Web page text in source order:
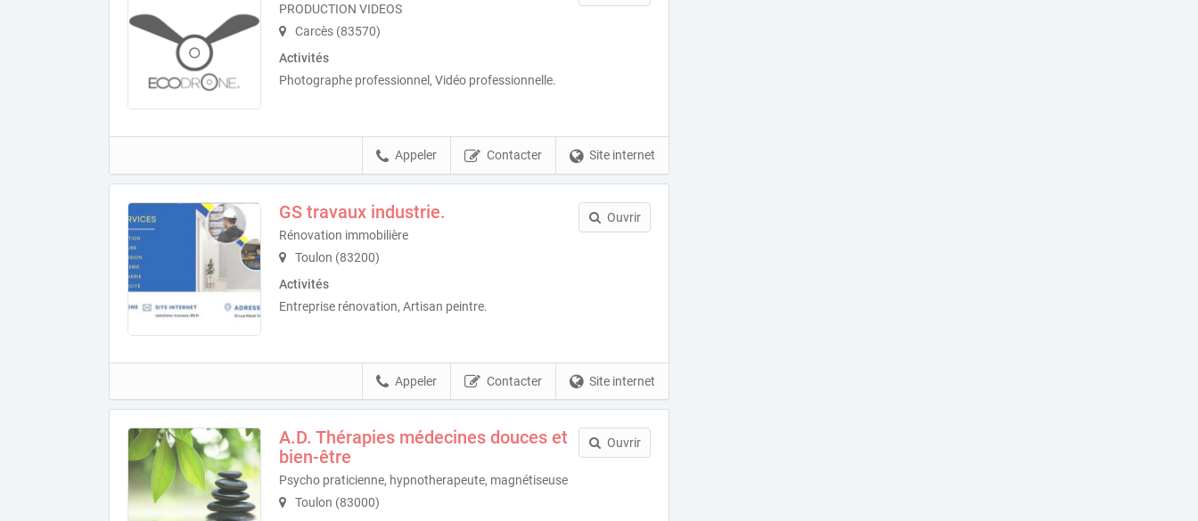
PRODUCTION VIDEOS
Carcès (83570)
Activités
Photographe professionnel, Vidéo professionnelle.
Site internet
Contacter
Appeler
GS travaux industrie.
Rénovation immobilière
Toulon (83200)
Activités
Entreprise rénovation, Artisan peintre.
Ouvrir
Site internet
Contacter
Appeler
A.D. Thérapies médecines douces et
bien-être
Psycho praticienne, hypnotherapeute, magnétiseuse
Toulon (83000)
Ouvrir